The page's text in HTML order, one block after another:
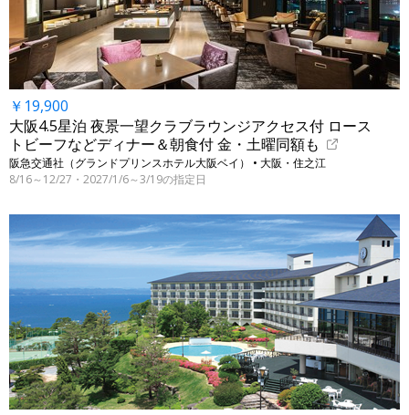
￥19,900
大阪4.5星泊 夜景一望クラブラウンジアクセス付 ロース
トビーフなどディナー＆朝食付 金・土曜同額も
阪急交通社（グランドプリンスホテル大阪ベイ） • 大阪・住之江
8/16～12/27・2027/1/6～3/19の指定日